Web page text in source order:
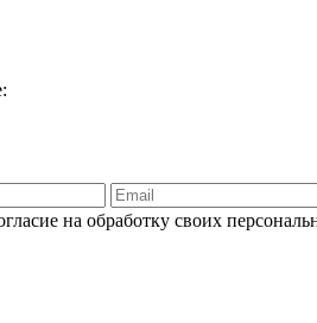
на обработку своих